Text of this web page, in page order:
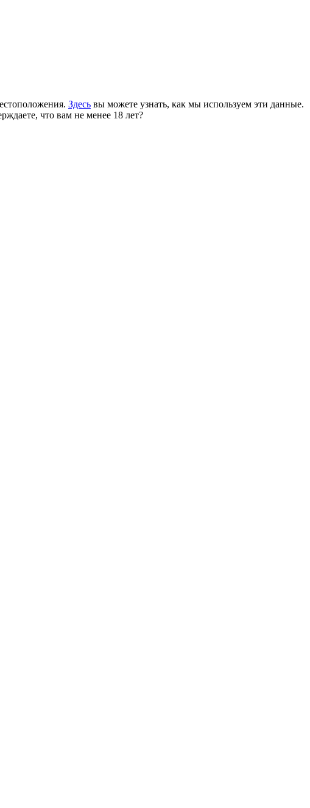
Здесь вы можете узнать, как мы используем эти данные.
что вам не менее 18 лет?